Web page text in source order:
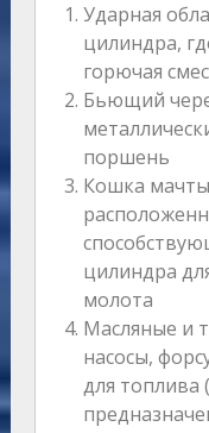
Ударная
цилиндра,
горючая
Бьющий
поршень
Кошка
цилиндра
молота
Масляные и
насосы,
для топлива